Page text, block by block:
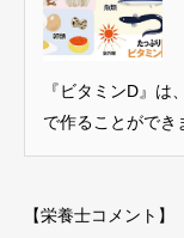
『ビタミンD』
で作ることができ
【栄養士コメント】